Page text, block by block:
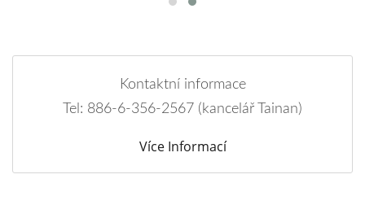
Kontaktní informace
Tel: 886-6-356-2567 (kancelář Tainan)
Více Informací